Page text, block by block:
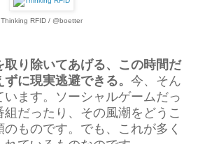
Thinking RFID / @boetter
り除いてあげる、この時間だ
に現実逃避できる。 今、そん
ます。ソーシャルゲームだっ
だったり、その風潮をどうこ
ものです。でも、これが多く